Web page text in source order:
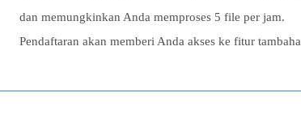
dan memungkinkan Anda memproses 5 file per jam.
Pendaftaran akan memberi Anda akses ke fitur